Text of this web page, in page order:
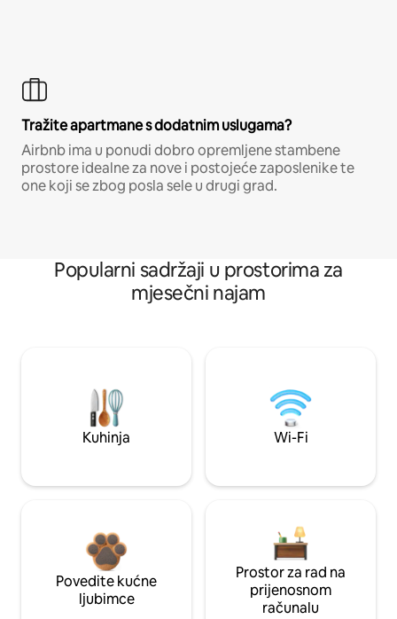
Tražite apartmane s dodatnim uslugama?
Airbnb ima u ponudi dobro opremljene stambene
prostore idealne za nove i postojeće zaposlenike te
one koji se zbog posla sele u drugi grad.
Popularni sadržaji u prostorima za
mjesečni najam
Kuhinja Wi-Fi
Povedite kućne
ljubimce
Prostor za rad na
prijenosnom
računalu